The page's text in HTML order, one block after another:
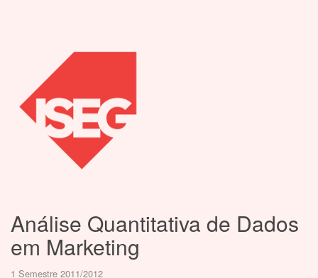
Análise Quantitativa de Dados
em Marketing
1 Semestre 2011/2012